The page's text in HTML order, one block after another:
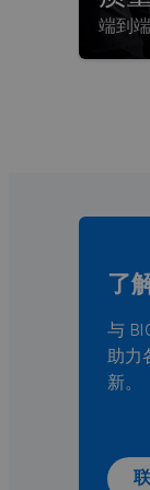
端到
了
与
助力
新。